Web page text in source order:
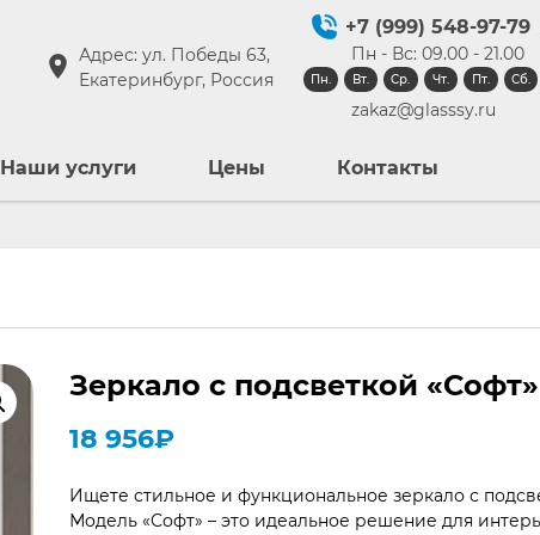
Адрес: ул. Победы 63,
Екатеринбург, Россия
+7 (999) 548-97-79
Пн - Вс: 09.00 - 21.00
Пн. Вт. Ср. Чт. Пт. Сб.
zakaz@glasssy.ru
Наши услуги Цены Контакты
Зеркало с подсветкой «Софт»
18 956₽
Ищете стильное и функциональное зеркало с
Модель «Софт» – это идеальное решение для